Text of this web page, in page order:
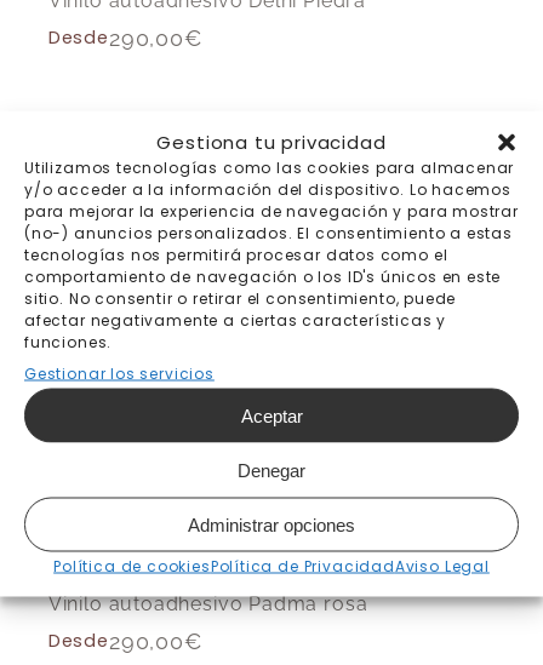
Gestiona tu privacidad
Utilizamos tecnologías como las cookies para almacenar
y/o acceder a la información del dispositivo. Lo hacemos
para mejorar la experiencia de navegación y para mostrar
(no-) anuncios personalizados. El consentimiento a estas
tecnologías nos permitirá procesar datos como el
comportamiento de navegación o los ID's únicos en este
sitio. No consentir o retirar el consentimiento, puede
afectar negativamente a ciertas características y
funciones.
Gestionar los servicios
Aceptar
Denegar
Administrar opciones
Política de cookiesPolítica de PrivacidadAviso Legal
Desde290,00€
Vinilo autoadhesivo Padma rosa
Desde290,00€